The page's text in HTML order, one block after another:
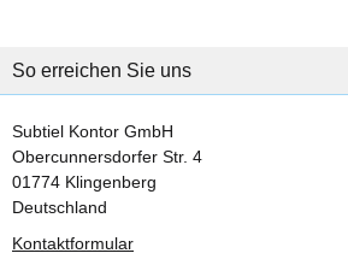
So erreichen Sie uns
Subtiel Kontor GmbH
Obercunnersdorfer Str. 4
01774 Klingenberg
Deutschland
Kontaktformular